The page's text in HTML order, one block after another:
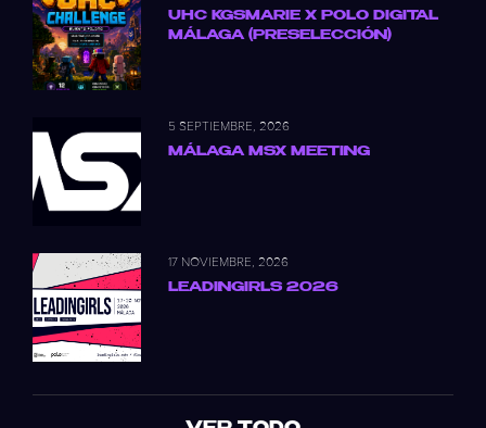
UHC KGSMARIE X POLO DIGITAL
MÁLAGA (PRESELECCIÓN)
5 SEPTIEMBRE, 2026
MÁLAGA MSX MEETING
17 NOVIEMBRE, 2026
LEADINGIRLS 2026